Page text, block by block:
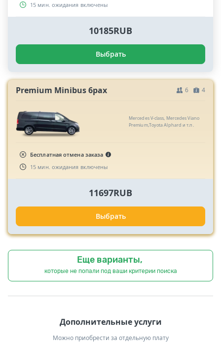
15 мин. ожидания включены
10185RUB
Выбрать
Premium Minibus 6pax 6 4
Mercedes V-class, Mercedes Viano
Premium,Toyota Alphard и т.п.
Бесплатная отмена заказа
15 мин. ожидания включены
11697RUB
Выбрать
Еще варианты,
которые не попали под ваши критерии поиска
Дополнительные услуги
Можно приобрести за отдельную плату